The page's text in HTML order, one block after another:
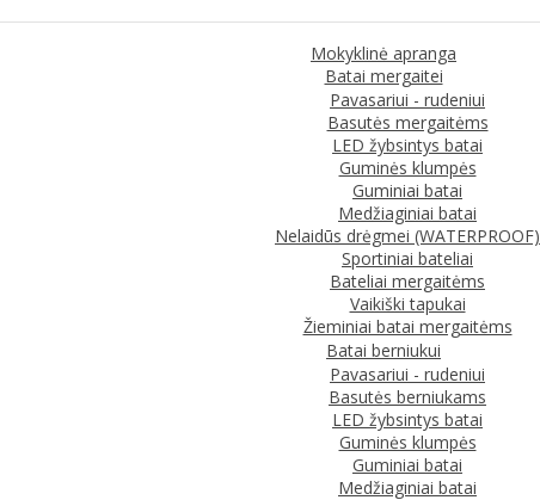
Mokyklinė apranga
Batai mergaitei
Pavasariui - rudeniui
Basutės mergaitėms
LED žybsintys batai
Guminės klumpės
Guminiai batai
Medžiaginiai batai
Nelaidūs drėgmei (WATERPROOF)
Sportiniai bateliai
Bateliai mergaitėms
Vaikiški tapukai
Žieminiai batai mergaitėms
Batai berniukui
Pavasariui - rudeniui
Basutės berniukams
LED žybsintys batai
Guminės klumpės
Guminiai batai
Medžiaginiai batai